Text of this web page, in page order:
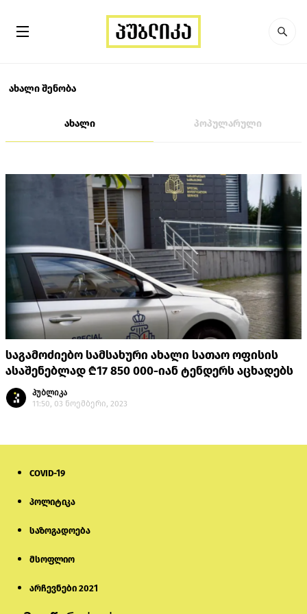
ახალი შენობა
ახალი პოპულარული
საგამოძიებო სამსახური ახალი სათაო ოფისის
ასაშენებლად ₾17 850 000-იან ტენდერს აცხადებს
პუბლიკა
11:50, 03 ნოემბერი, 2023
COVID-19
პოლიტიკა
საზოგადოება
მსოფლიო
არჩევნები 2021